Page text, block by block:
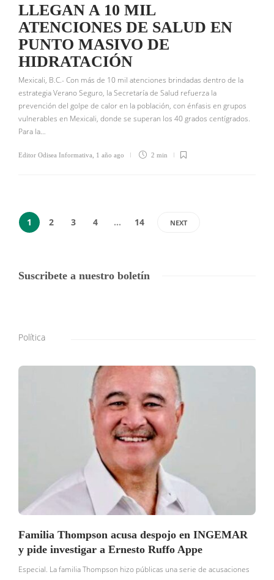
LLEGAN A 10 MIL
ATENCIONES DE SALUD EN
PUNTO MASIVO DE
HIDRATACIÓN
Mexicali, B.C.- Con más de 10 mil atenciones brindadas dentro de la
estrategia Verano Seguro, la Secretaría de Salud refuerza la
prevención del golpe de calor en la población, con énfasis en grupos
vulnerables en Mexicali, donde se superan los 40 grados centígrados.
Para la…
Editor Odisea Informativa 1 año ago 2 min
1 2 3 4 … 14 NEXT
Suscribete a nuestro boletín
Política
Familia Thompson acusa despojo en INGEMAR
y pide investigar a Ernesto Ruffo Appe
Especial. La familia Thompson hizo públicas una serie de acusaciones